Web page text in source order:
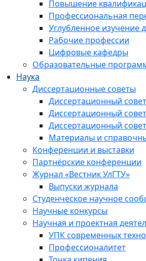
Повышение
Профессиональная
Углубленное изучение
Рабочие профессии
Цифровые кафедры
Образовательные
Наука
Диссертационные советы
Диссертационный
Диссертационный
Диссертационный
Материалы и
Конференции и выставки
Партнёрские конференции
Журнал «Вестник УлГТУ»
Выпуски журнала
Студенческое научное
Научные конкурсы
Научная и проектная
УПК современных
Профессионалитет